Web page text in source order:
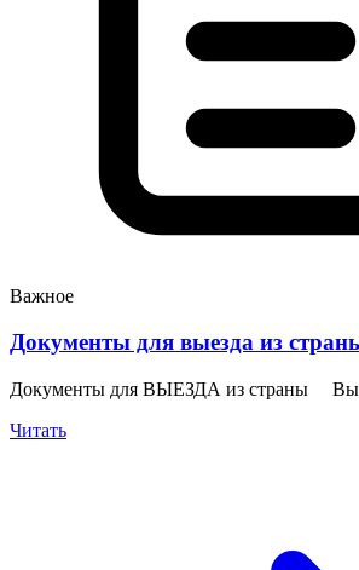
Важное
Документы для выезда из
Документы для ВЫЕЗДА из страны
Читать